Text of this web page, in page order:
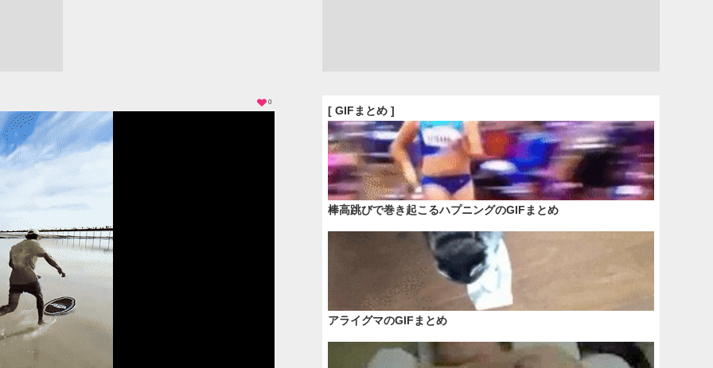
0
[ GIFまとめ ]
棒高跳びで巻き起こるハプニングのGIFまとめ
アライグマのGIFまとめ